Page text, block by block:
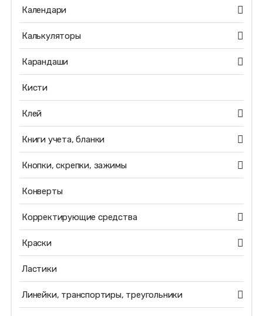
Календари
Калькуляторы
Карандаши
Кисти
Клей
Книги учета, бланки
Кнопки, скрепки, зажимы
Конверты
Корректирующие средства
Краски
Ластики
Линейки, транспортиры, треугольники